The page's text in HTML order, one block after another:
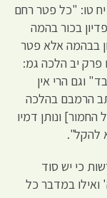
טו: "כל פטר רחם
בכור בהמה
בבהמה אלא פטר
יב הלכה גמ:
וגם הרי אין
הרמבם בהלכה
החמור] ונותן דמיו
להקל".
כי יש סוד
במדבר כל